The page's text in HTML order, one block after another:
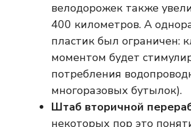
велодорожек также
400 километров. А
пластик был ограничен:
моментом будет
потребления
многоразовых бутылок).
Штаб вторичной
некоторых пор это